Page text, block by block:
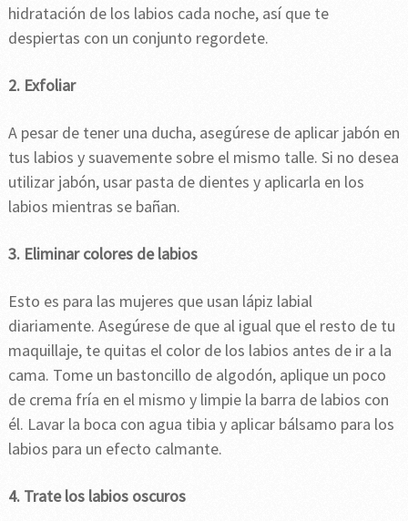
hidratación de los labios cada noche, así que te
despiertas con un conjunto regordete.
2. Exfoliar
A pesar de tener una ducha, asegúrese de aplicar jabón en
tus labios y suavemente sobre el mismo talle. Si no desea
utilizar jabón, usar pasta de dientes y aplicarla en los
labios mientras se bañan.
3. Eliminar colores de labios
Esto es para las mujeres que usan lápiz labial
diariamente. Asegúrese de que al igual que el resto de tu
maquillaje, te quitas el color de los labios antes de ir a la
cama. Tome un bastoncillo de algodón, aplique un poco
de crema fría en el mismo y limpie la barra de labios con
él. Lavar la boca con agua tibia y aplicar bálsamo para los
labios para un efecto calmante.
4. Trate los labios oscuros